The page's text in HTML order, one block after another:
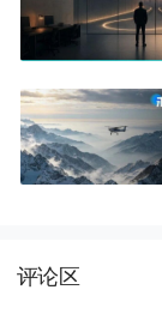
评论区